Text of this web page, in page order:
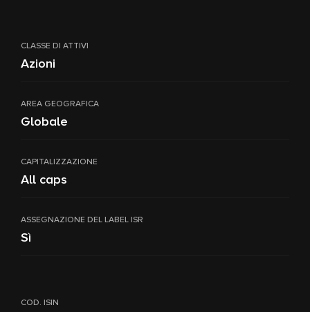
CLASSE DI ATTIVI
Azioni
AREA GEOGRAFICA
Globale
CAPITALIZZAZIONE
All caps
ASSEGNAZIONE DEL LABEL ISR
Sì
COD. ISIN